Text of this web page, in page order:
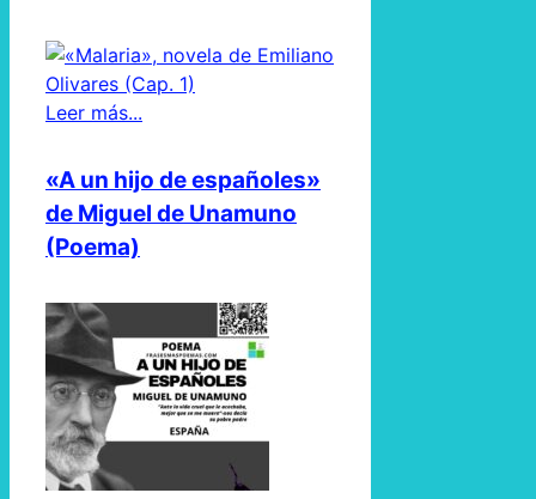
Leer más...
«A un hijo de españoles»
de Miguel de Unamuno
(Poema)